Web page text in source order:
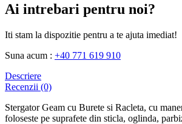
Ai intrebari pentru noi?
Iti stam la dispozitie pentru a te ajuta imediat!
Suna acum : +40 771 619 910
Descriere
Recenzii (0)
Stergator Geam cu Burete si Racleta, cu
foloseste pe suprafete din sticla, oglinda,